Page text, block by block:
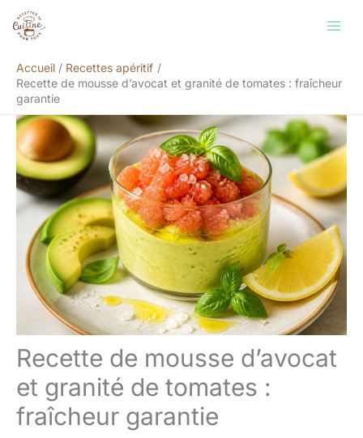
Accueil
Recettes apéritif
Recette de mousse d’avocat et granité de tomates : fraîcheur
garantie
Recette de mousse d’avocat
et granité de tomates :
fraîcheur garantie
Rechercher